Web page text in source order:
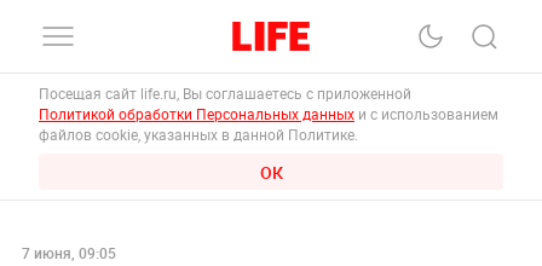
Посещая сайт life.ru, Вы соглашаетесь с приложенной
Политикой обработки Персональных данных и с использованием
файлов cookie, указанных в данной Политике.
ОК
7 июня, 09:05